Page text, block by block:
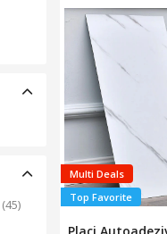
(45)
Multi Deals
Top Favorite